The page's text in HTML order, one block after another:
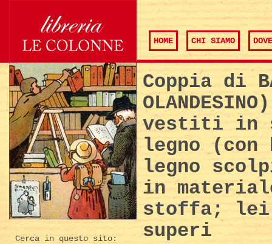
HOME CHI SIAMO
Cerca in questo sito:
Coppia di
vestiti in
legno
legno
in
stoffa; lei
superi